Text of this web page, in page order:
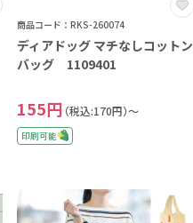
商品コード：RKS-260074
ディアドッグ マチなしコットン
バッグ 1109401
155円 （税込:170円）～
印刷可能